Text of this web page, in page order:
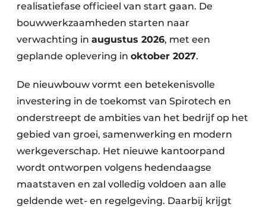
realisatiefase officieel van start gaan. De
bouwwerkzaamheden starten naar
verwachting in augustus 2026, met een
geplande oplevering in oktober 2027.
De nieuwbouw vormt een betekenisvolle
investering in de toekomst van Spirotech en
onderstreept de ambities van het bedrijf op het
gebied van groei, samenwerking en modern
werkgeverschap. Het nieuwe kantoorpand
wordt ontworpen volgens hedendaagse
maatstaven en zal volledig voldoen aan alle
geldende wet- en regelgeving. Daarbij krijgt